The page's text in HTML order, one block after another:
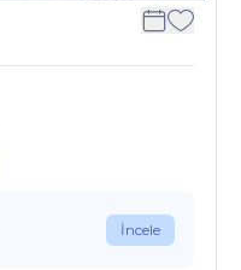
İncele